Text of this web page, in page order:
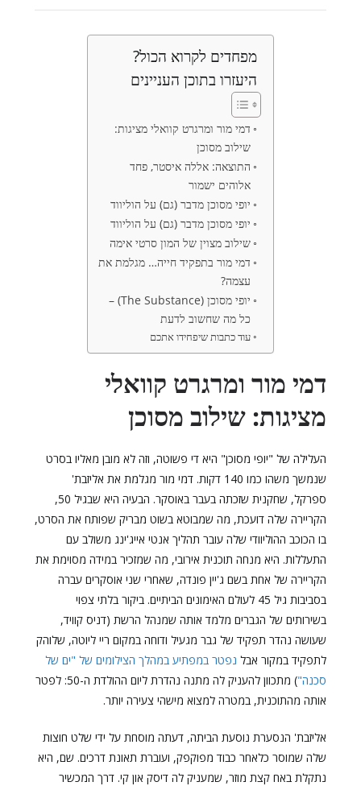
מפחדים לקרוא הכול?
היעזרו בתוכן העניינים
דמי מור ומרגרט קוואלי מציגות:
שילוב מסוכן
התוצאה: אללה איסטר, פחד
אלוהים ישמור
יופי מסוכן מדבר (גם) על הוליווד
יופי מסוכן מדבר (גם) על הוליווד
שילוב מצוין של המון סרטי אימה
דמי מור בתפקיד חייה… מגלמת את
עצמה?
יופי מסוכן (The Substance) –
כל מה שחשוב לדעת
עוד כתבות שיפחידו אתכם
דמי מור ומרגרט קוואלי
מציגות: שילוב מסוכן
העלילה של "יופי מסוכן" היא די פשוטה, וזה לא מובן מאליו בסרט
שנמשך משהו כמו 140 דקות. דמי מור מגלמת את אליזבת'
ספרקל, שחקנית שזכתה בעבר באוסקר. הבעיה היא שבגיל 50,
הקריירה שלה דועכת, מה שמבוטא בשוט מבריק שפותח את הסרט,
בו הכוכב ההוליוודי שלה עובר תהליך אנטי אייג'ינג משולב עם
התעללות. היא מנחה תוכנית אירובי, מה שמזכיר במידה מסוימת את
הקריירה של אחת בשם ג'יין פונדה, שאחרי שני אוסקרים עברה
בסביבות גיל 45 לעולם האימונים הביתיים. ביקור בלתי צפוי
בשירותים של הגברים מלמד אותה שמנהל הרשת (דניס קוויד,
שעושה נהדר תפקיד של גבר מגעיל ודוחה במקום ריי ליוטה, שלוהק
לתפקיד במקור אבל נפטר במפתיע במהלך הצילומים של "ים של
סכנה"
) מתכוון להעניק לה מתנה נהדרת ליום ההולדת ה-50: לפטר
אותה מהתוכנית, במטרה למצוא מישהי צעירה יותר.
אליזבת' הנסערת נוסעת הביתה, דעתה מוסחת על ידי שלט חוצות
שלה שמוסר כלאחר כבוד מפוקפק, ועוברת תאונת דרכים. שם, היא
נתקלת באח קצת מוזר, שמעניק לה דיסק און קי. דרך המכשיר